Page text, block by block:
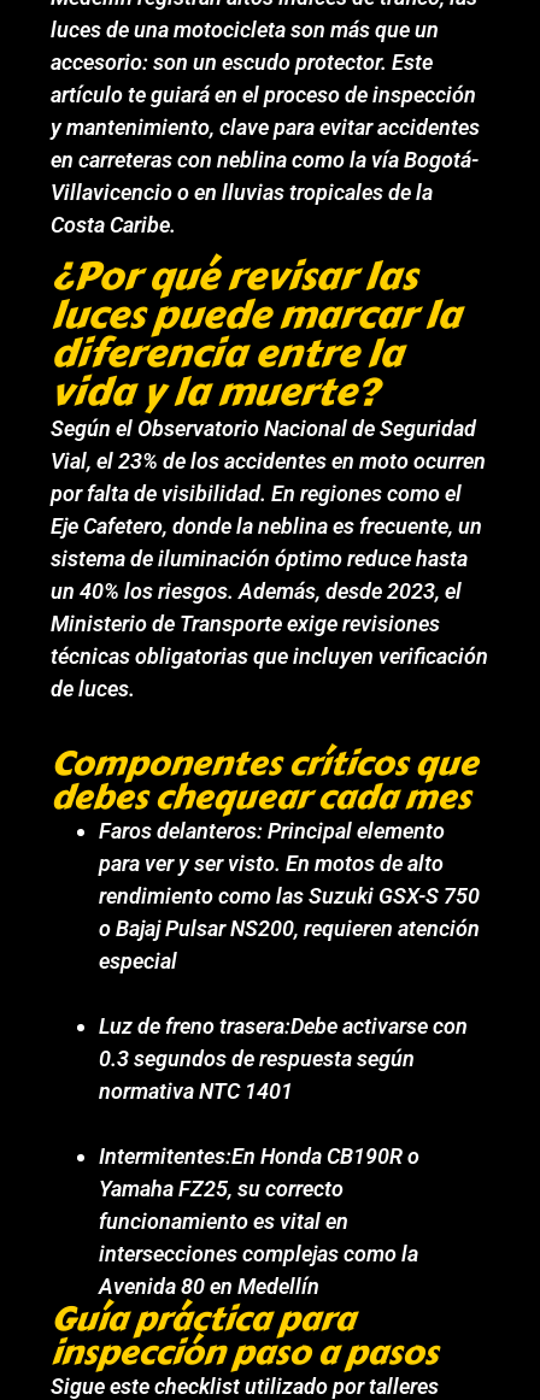
luces de una motocicleta son más que un
accesorio: son un escudo protector. Este
artículo te guiará en el proceso de inspección
y mantenimiento, clave para evitar accidentes
en carreteras con neblina como la vía Bogotá-
Villavicencio o en lluvias tropicales de la
Costa Caribe.
¿Por qué revisar las
luces puede marcar la
diferencia entre la
vida y la muerte?
Según el Observatorio Nacional de Seguridad
Vial, el 23% de los accidentes en moto ocurren
por falta de visibilidad. En regiones como el
Eje Cafetero, donde la neblina es frecuente, un
sistema de iluminación óptimo reduce hasta
un 40% los riesgos. Además, desde 2023, el
Ministerio de Transporte exige revisiones
técnicas obligatorias que incluyen verificación
de luces.
Componentes críticos que
debes chequear cada mes
Faros delanteros: Principal elemento
para ver y ser visto. En motos de alto
rendimiento como las Suzuki GSX-S 750
o Bajaj Pulsar NS200, requieren atención
especial
Luz de freno trasera:Debe activarse con
0.3 segundos de respuesta según
normativa NTC 1401
Intermitentes:En Honda CB190R o
Yamaha FZ25, su correcto
funcionamiento es vital en
intersecciones complejas como la
Avenida 80 en Medellín
Guía práctica para
inspección paso a pasos
Sigue este checklist utilizado por talleres